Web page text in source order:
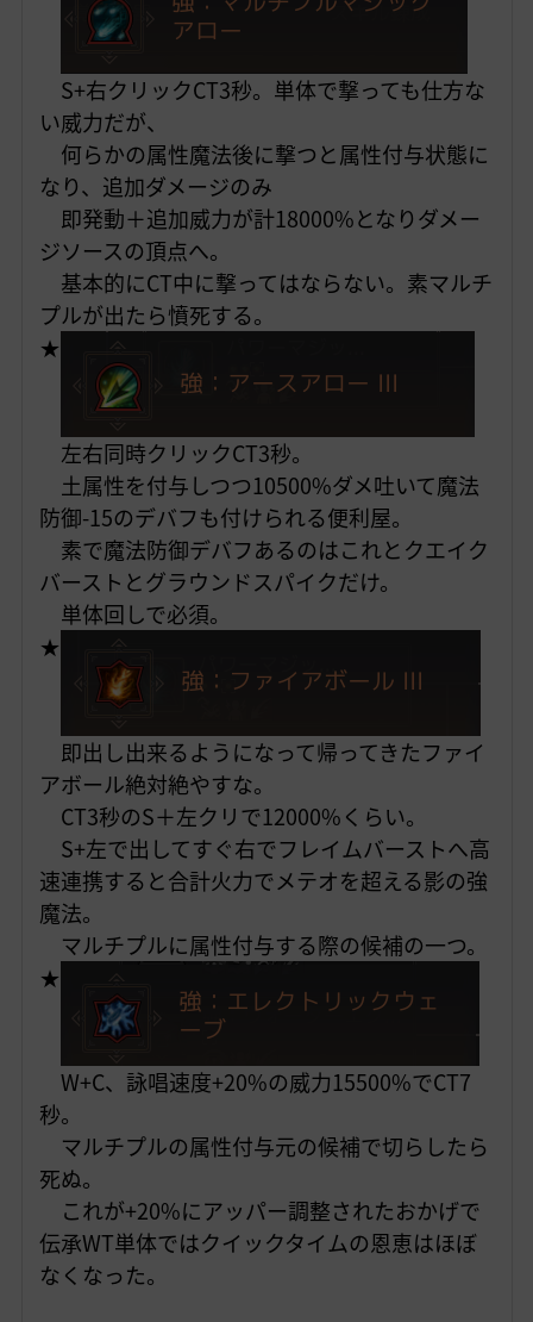
S+右クリックCT3秒。単体で撃っても仕方な
い威力だが、
何らかの属性魔法後に撃つと属性付与状態に
なり、追加ダメージのみ
即発動＋追加威力が計18000%となりダメー
ジソースの頂点へ。
基本的にCT中に撃ってはならない。素マルチ
プルが出たら憤死する。
★
左右同時クリックCT3秒。
土属性を付与しつつ10500%ダメ吐いて魔法
防御-15のデバフも付けられる便利屋。
素で魔法防御デバフあるのはこれとクエイク
バーストとグラウンドスパイクだけ。
単体回しで必須。
★
即出し出来るようになって帰ってきたファイ
アボール絶対絶やすな。
CT3秒のS＋左クリで12000%くらい。
S+左で出してすぐ右でフレイムバーストへ高
速連携すると合計火力でメテオを超える影の強
魔法。
マルチプルに属性付与する際の候補の一つ。
★
W+C、詠唱速度+20%の威力15500%でCT7
秒。
マルチプルの属性付与元の候補で切らしたら
死ぬ。
これが+20%にアッパー調整されたおかげで
伝承WT単体ではクイックタイムの恩恵はほぼ
なくなった。